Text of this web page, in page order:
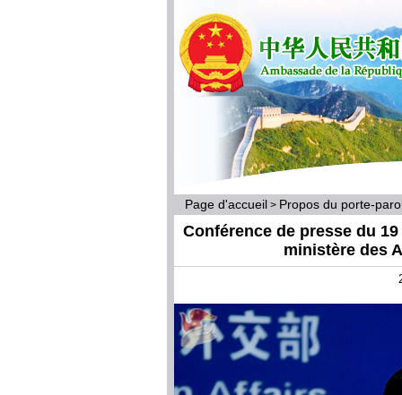
Page d'accueil > Propos du porte-
Conférence de presse du
ministère des